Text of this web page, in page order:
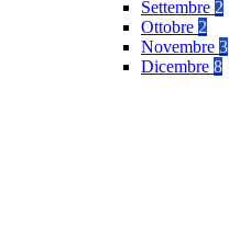
Settembre 2
Ottobre 2
Novembre 3
Dicembre 8